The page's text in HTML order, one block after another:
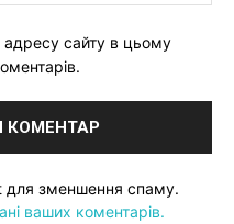
адресу сайту в цьому
для зменшення спаму.
ваших коментарів.